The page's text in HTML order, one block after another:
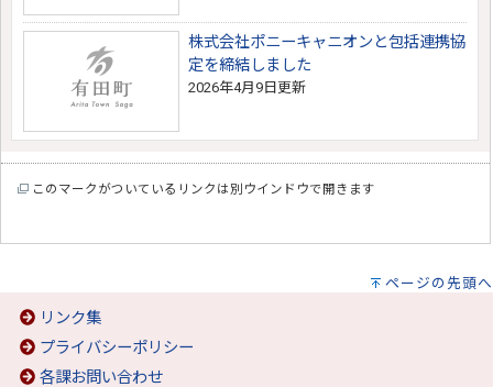
株式会社ポニーキャニオンと包括連携協
定を締結しました
2026年4月9日更新
このマークがついているリンクは別ウインドウで開きます
ページの先頭へ
リンク集
プライバシーポリシー
各課お問い合わせ